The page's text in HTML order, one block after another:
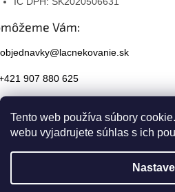
Tento web používa súbory
webu vyjadrujete súhlas s ich
Vám:
objednavky@lacnekovanie.sk
907 880 625